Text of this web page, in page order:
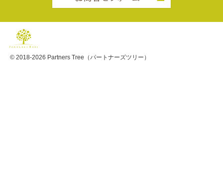
© 2018-2026 Partners Tree（パートナーズツリー）